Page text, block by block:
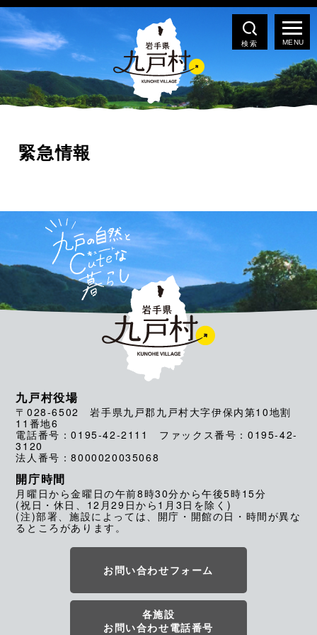
検索
緊急情報
九戸村役場
〒028-6502 岩手県九戸郡九戸村大字伊保内第10地割
11番地6
電話番号：0195-42-2111 ファックス番号：0195-42-
3120
法人番号：8000020035068
開庁時間
月曜日から金曜日の午前8時30分から午後5時15分
(祝日・休日、12月29日から1月3日を除く)
(注)部署、施設によっては、開庁・開館の日・時間が異な
るところがあります。
お問い合わせフォーム
各施設
お問い合わせ電話番号